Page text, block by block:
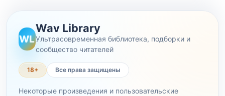
WL
Wav Library
Ультрасовременная библиотека, подборки и
сообщество читателей
18+ Все права защищены
Некоторые произведения и пользовательские